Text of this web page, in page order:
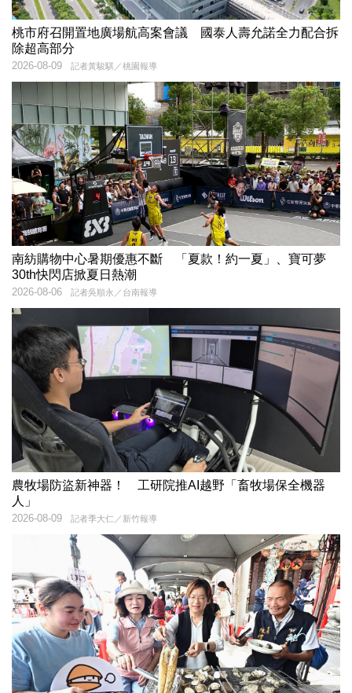
桃市府召開置地廣場航高案會議 國泰人壽允諾全力配合拆
除超高部分
記者黃駿騏／桃園報導
2026-08-09
南紡購物中心暑期優惠不斷 「夏款！約一夏」、寶可夢
30th快閃店掀夏日熱潮
記者吳順永／台南報導
2026-08-06
農牧場防盜新神器！ 工研院推AI越野「畜牧場保全機器
人」
記者季大仁／新竹報導
2026-08-09